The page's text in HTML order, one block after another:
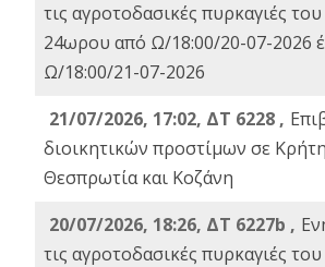
τις αγροτοδασικές πυρκαγιές
24ωρου από Ω/18:00/20-07-2026
Ω/18:00/21-07-2026
21/07/2026, 17:02, ΔΤ 6228 ,
διοικητικών προστίμων σε
Θεσπρωτία και Κοζάνη
20/07/2026, 18:26, ΔΤ 6227b ,
τις αγροτοδασικές πυρκαγιές